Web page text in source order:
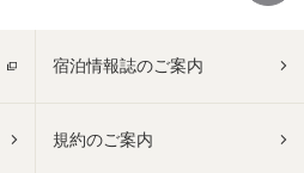
宿泊情報誌のご案内
規約のご案内